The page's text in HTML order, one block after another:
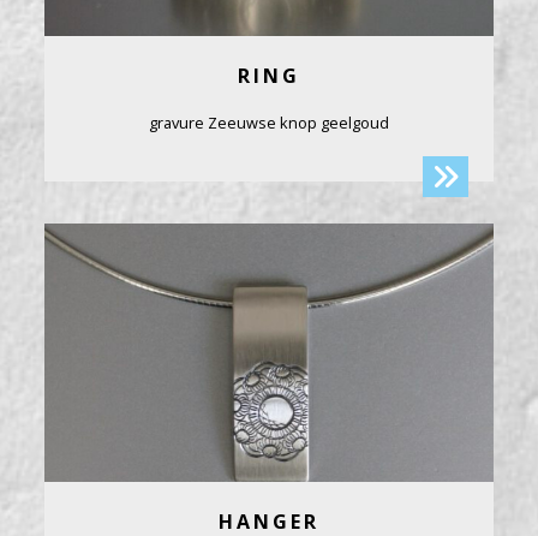
RING
gravure Zeeuwse knop geelgoud
HANGER